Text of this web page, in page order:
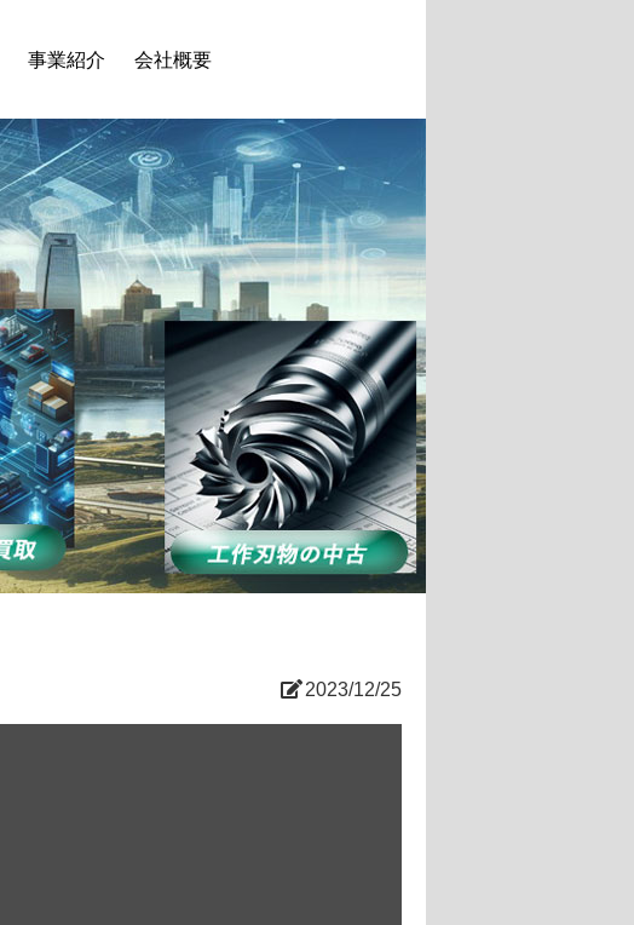
事業紹介 会社概要
2023/12/25